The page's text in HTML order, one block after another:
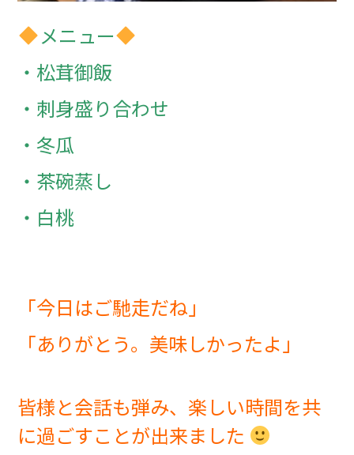
メニュー
・松茸御飯
・刺身盛り合わせ
・冬瓜
・茶碗蒸し
・白桃
「今日はご馳走だね」
「ありがとう。美味しかったよ」
皆様と会話も弾み、楽しい時間を共
に過ごすことが出来ました